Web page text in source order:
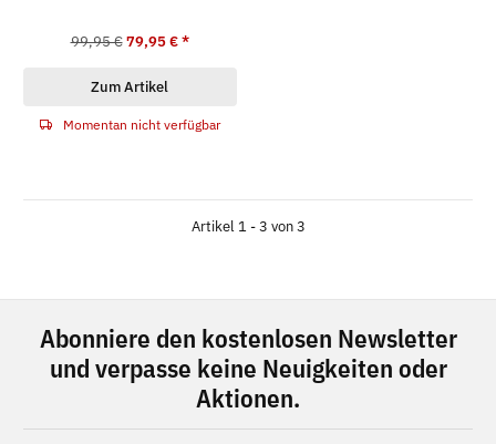
99,95 € 79,95 €*
Zum Artikel
Momentan nicht verfügbar
Artikel 1 - 3 von 3
Abonniere den kostenlosen Newsletter
und verpasse keine Neuigkeiten oder
Aktionen.